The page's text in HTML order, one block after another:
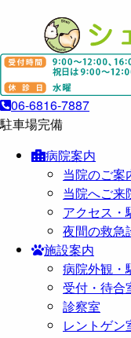
06-6816-7887
駐車場完備
病院案内
当院のご案
当院へご来
アクセス・
夜間の救急
施設案内
病院外観・
受付・待合
診察室
レントゲン